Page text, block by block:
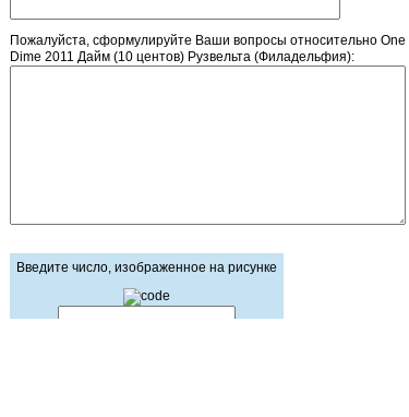
Пожалуйста, сформулируйте Ваши вопросы относительно One
Dime 2011 Дайм (10 центов) Рузвельта (Филадельфия):
Введите число, изображенное на рисунке